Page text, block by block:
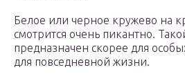
Белое или черное кружево на
смотрится очень пикантно.
предназначен скорее для
для повседневной жизни.